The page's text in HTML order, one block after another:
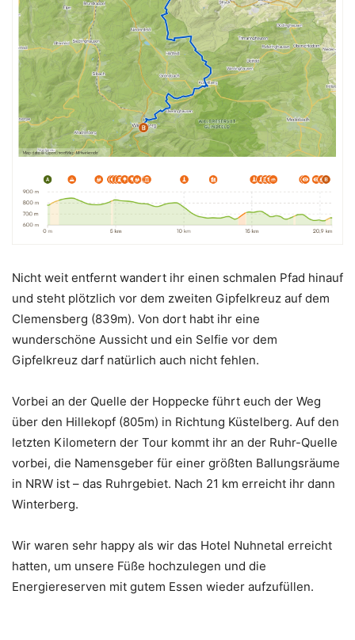
Nicht weit entfernt wandert ihr einen schmalen Pfad hinauf
und steht plötzlich vor dem zweiten Gipfelkreuz auf dem
Clemensberg (839m). Von dort habt ihr eine
wunderschöne Aussicht und ein Selfie vor dem
Gipfelkreuz darf natürlich auch nicht fehlen.
Vorbei an der Quelle der Hoppecke führt euch der Weg
über den Hillekopf (805m) in Richtung Küstelberg. Auf den
letzten Kilometern der Tour kommt ihr an der Ruhr-Quelle
vorbei, die Namensgeber für einer größten Ballungsräume
in NRW ist – das Ruhrgebiet. Nach 21 km erreicht ihr dann
Winterberg.
Wir waren sehr happy als wir das Hotel Nuhnetal erreicht
hatten, um unsere Füße hochzulegen und die
Energiereserven mit gutem Essen wieder aufzufüllen.